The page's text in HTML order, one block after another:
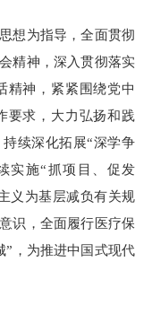
为指导，全面贯彻
精神，深入贯彻落实
精神，紧紧围绕党中
要求，大力弘扬和践
续深化拓展“深学争
实施“抓项目、促发
义为基层减负有关规
识，全面履行医疗保
”，为推进中国式现代